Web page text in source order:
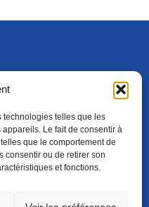
technologies telles que les
Le fait de consentir à
que le comportement de
consentir ou de retirer son
et fonctions.
FENÊTRE)
ADHÉRER